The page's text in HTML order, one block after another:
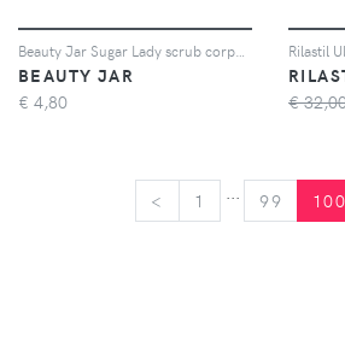
BEAUTY JAR
€ 4,80
€
< 1 99 100